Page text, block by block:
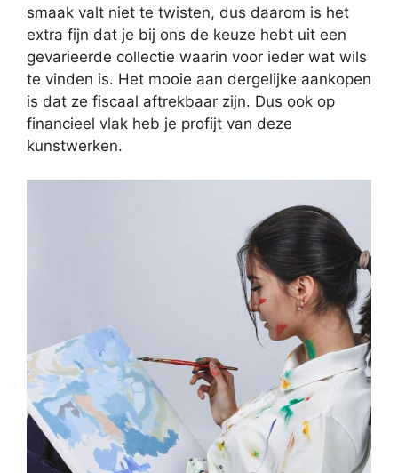
smaak valt niet te twisten, dus daarom is het
extra fijn dat je bij ons de keuze hebt uit een
gevarieerde collectie waarin voor ieder wat wils
te vinden is. Het mooie aan dergelijke aankopen
is dat ze fiscaal aftrekbaar zijn. Dus ook op
financieel vlak heb je profijt van deze
kunstwerken.